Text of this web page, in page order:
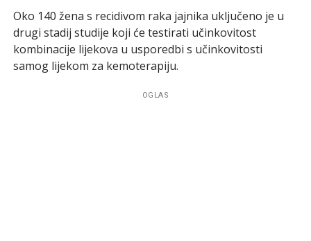
Oko 140 žena s recidivom raka jajnika uključeno je u
drugi stadij studije koji će testirati učinkovitost
kombinacije lijekova u usporedbi s učinkovitosti
samog lijekom za kemoterapiju.
OGLAS